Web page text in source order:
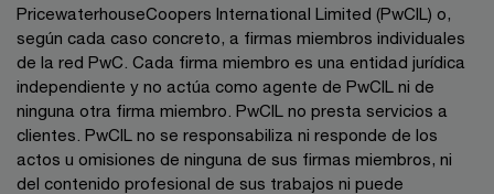
PricewaterhouseCoopers International Limited (PwCIL) o,
según cada caso concreto, a firmas miembros individuales
de la red PwC. Cada firma miembro es una entidad jurídica
independiente y no actúa como agente de PwCIL ni de
ninguna otra firma miembro. PwCIL no presta servicios a
clientes. PwCIL no se responsabiliza ni responde de los
actos u omisiones de ninguna de sus firmas miembros, ni
del contenido profesional de sus trabajos ni puede